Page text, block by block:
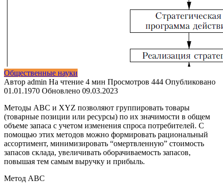
Общественные науки
Автор admin На чтение 4 мин Просмотров 444 Опубликовано
01.01.1970 Обновлено 09.03.2023
Методы ABC и XYZ позволяют группировать товары
(товарные позиции или ресурсы) по их значимости в общем
объеме запаса с учетом изменения спроса потребителей. С
помощью этих методов можно формировать рациональный
ассортимент, минимизировать “омертвленную” стоимость
запасов склада, увеличивать оборачиваемость запасов,
повышая тем самым выручку и прибыль.
Метод АВС